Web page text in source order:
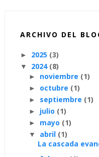
ARCHIVO DEL
► 2025 (3)
▼ 2024 (8)
► noviembre (1)
► octubre (1)
► septiembre (1)
► julio (1)
► mayo (1)
▼ abril (1)
La cascada